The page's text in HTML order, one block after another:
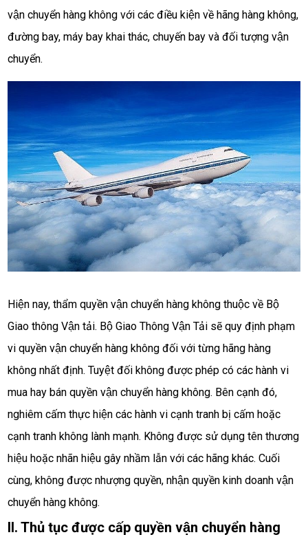
vận chuyển hàng không với các điều kiện về hãng hàng không,
đường bay, máy bay khai thác, chuyến bay và đối tượng vận
chuyển.
Hiện nay, thẩm quyền vận chuyển hàng không thuộc về Bộ
Giao thông Vận tải. Bộ Giao Thông Vận Tải sẽ quy định phạm
vi quyền vận chuyển hàng không đối với từng hãng hàng
không nhất định. Tuyệt đối không được phép có các hành vi
mua hay bán quyền vận chuyển hàng không. Bên cạnh đó,
nghiêm cấm thực hiện các hành vi cạnh tranh bị cấm hoặc
cạnh tranh không lành mạnh. Không được sử dụng tên thương
hiệu hoặc nhãn hiệu gây nhầm lẫn với các hãng khác. Cuối
cùng, không được nhượng quyền, nhận quyền kinh doanh vận
chuyển hàng không.
II. Thủ tục được cấp quyền vận chuyển hàng